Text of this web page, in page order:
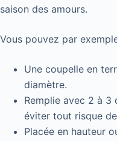
saison des amours.
Vous pouvez par
Une coupelle en
diamètre.
Remplie avec 2 à 3
éviter tout risque
Placée en hauteur